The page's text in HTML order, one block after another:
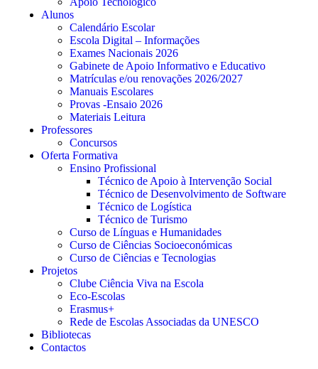
Alunos
Calendário Escolar
Escola Digital – Informações
Exames Nacionais 2026
Gabinete de Apoio Informativo e Educativo
Matrículas e/ou renovações 2026/2027
Manuais Escolares
Provas -Ensaio 2026
Materiais Leitura
Professores
Concursos
Oferta Formativa
Ensino Profissional
Técnico de Apoio à Intervenção Social
Técnico de Desenvolvimento de Software
Técnico de Logística
Técnico de Turismo
Curso de Línguas e Humanidades
Curso de Ciências Socioeconómicas
Curso de Ciências e Tecnologias
Projetos
Clube Ciência Viva na Escola
Eco-Escolas
Erasmus+
Rede de Escolas Associadas da UNESCO
Bibliotecas
Contactos